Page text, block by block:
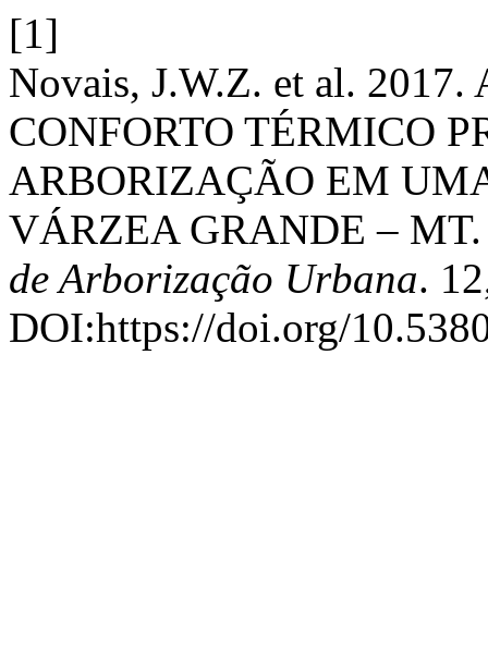
[1]
Novais, J.W.Z. et al.
CONFORTO TÉRMICO
ARBORIZAÇÃO EM
VÁRZEA GRANDE –
de Arborização Urbana.
DOI:https://doi.org/